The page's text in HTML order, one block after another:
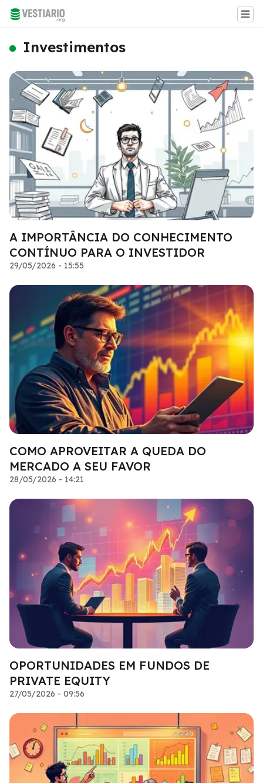
Investimentos
A IMPORTÂNCIA DO CONHECIMENTO
CONTÍNUO PARA O INVESTIDOR
29/05/2026 - 15:55
COMO APROVEITAR A QUEDA DO
MERCADO A SEU FAVOR
28/05/2026 - 14:21
OPORTUNIDADES EM FUNDOS DE
PRIVATE EQUITY
27/05/2026 - 09:56